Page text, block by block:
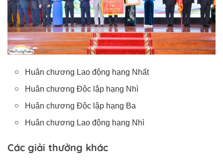
Huân chương Lao động hạng Nhất
Huân chương Độc lập hạng Nhì
Huân chương Độc lập hạng Ba
Huân chương Lao động hạng Nhì
Các giải thưởng khác